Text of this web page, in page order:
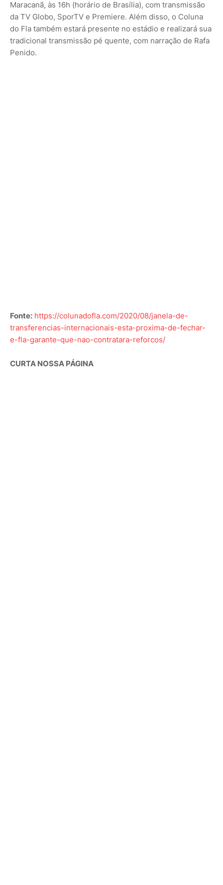
Maracanã, às 16h (horário de Brasília), com transmissão
da TV Globo, SporTV e Premiere. Além disso, o Coluna
do Fla também estará presente no estádio e realizará sua
tradicional transmissão pé quente, com narração de Rafa
Penido.
Fonte: https://colunadofla.com/2020/08/janela-de-
transferencias-internacionais-esta-proxima-de-fechar-
e-fla-garante-que-nao-contratara-reforcos/
CURTA NOSSA PÁGINA